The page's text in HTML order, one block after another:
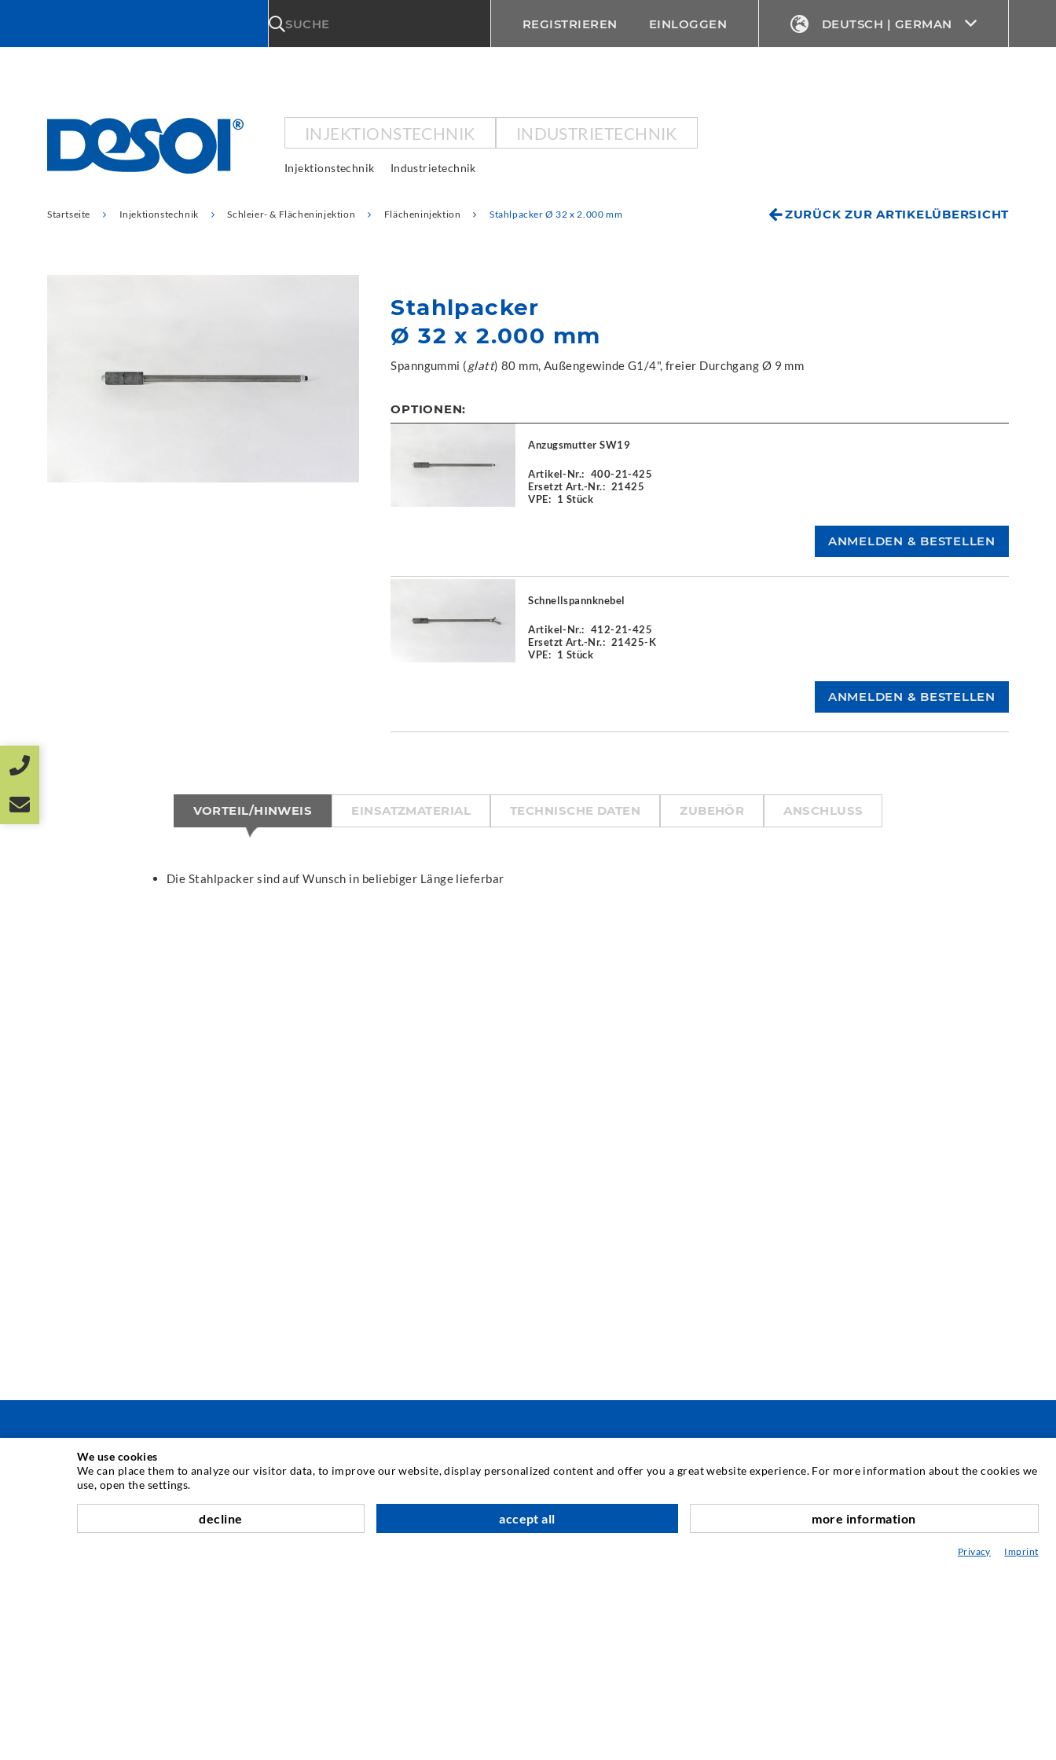
SUCHE REGISTRIEREN EINLOGGEN DEUTSCH | GERMAN
INJEKTIONSTECHNIK INDUSTRIETECHNIK
Injektionstechnik Industrietechnik
ZURÜCK ZUR ARTIKELÜBERSICHT
Startseite Injektionstechnik Schleier- & Flächeninjektion Flächeninjektion Stahlpacker Ø 32 x 2.000 mm
Stahlpacker
Ø 32 x 2.000 mm
Spanngummi (glatt) 80 mm, Außengewinde G1/4", freier Durchgang Ø 9 mm
OPTIONEN:
Anzugsmutter SW19
Artikel-Nr.: 400-21-425
Ersetzt Art.-Nr.: 21425
VPE: 1 Stück
Schnellspannknebel
Artikel-Nr.: 412-21-425
Ersetzt Art.-Nr.: 21425-K
VPE: 1 Stück
VORTEIL/HINWEIS EINSATZMATERIAL TECHNISCHE DATEN ZUBEHÖR ANSCHLUSS
Die Stahlpacker sind auf Wunsch in beliebiger Länge lieferbar
INJEKTIONSTECHNIK
Rissinjektion
Horizontalabdichtung
INDUSTRIETECHNIK
Entwicklung/Konstruktion
SERVICE
Mediathek
Beratung / Planung / Ausführung
We use cookies
We can place them to analyze our visitor data, to improve our website, display personalized content and offer you a great website experience. For more information about the cookies we
use, open the settings.
decline accept all more information
Privacy Imprint